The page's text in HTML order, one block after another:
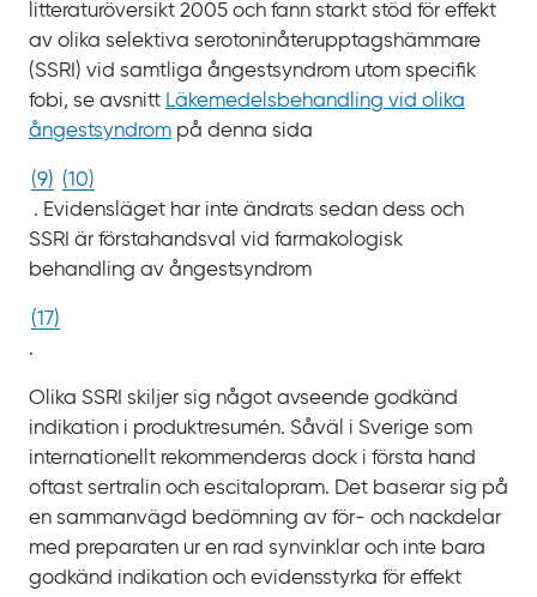
litteraturöversikt 2005 och fann starkt stöd för effekt
av olika selektiva serotonin­återupptags­hämmare
(SSRI) vid samtliga ångestsyndrom utom specifik
fobi, se avsnitt Läkemedelsbehandling vid olika
ångestsyndrom på denna sida
(9) (10)
. Evidensläget har inte ändrats sedan dess och
SSRI är förstahandsval vid farmakologisk
behandling av ångestsyndrom
(17)
.
Olika SSRI skiljer sig något avseende godkänd
indikation i produktresumén. Såväl i Sverige som
internationellt rekommenderas dock i första hand
oftast sertralin och escitalopram. Det baserar sig på
en sammanvägd bedömning av för- och nackdelar
med preparaten ur en rad synvinklar och inte bara
godkänd indikation och evidensstyrka för effekt